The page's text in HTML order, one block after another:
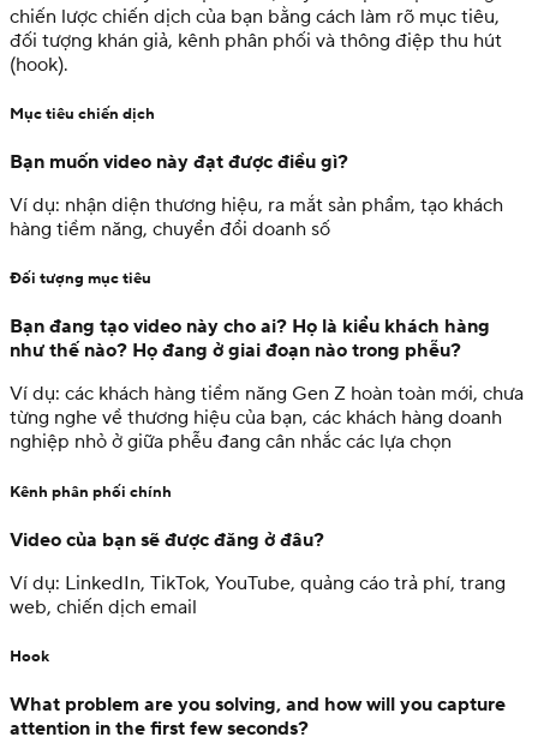
chiến lược chiến dịch của bạn bằng cách làm rõ mục tiêu,
đối tượng khán giả, kênh phân phối và thông điệp thu hút
(hook).
Mục tiêu chiến dịch
Bạn muốn video này đạt được điều gì?
Ví dụ: nhận diện thương hiệu, ra mắt sản phẩm, tạo khách
hàng tiềm năng, chuyển đổi doanh số
Đối tượng mục tiêu
Bạn đang tạo video này cho ai? Họ là kiểu khách hàng
như thế nào? Họ đang ở giai đoạn nào trong phễu?
Ví dụ: các khách hàng tiềm năng Gen Z hoàn toàn mới, chưa
từng nghe về thương hiệu của bạn, các khách hàng doanh
nghiệp nhỏ ở giữa phễu đang cân nhắc các lựa chọn
Kênh phân phối chính
Video của bạn sẽ được đăng ở đâu?
Ví dụ: LinkedIn, TikTok, YouTube, quảng cáo trả phí, trang
web, chiến dịch email
Hook
What problem are you solving, and how will you capture
attention in the first few seconds?